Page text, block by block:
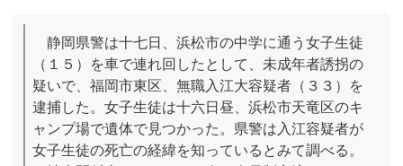
静岡県警は十七日、浜松市の中学に通う女子生徒
（１５）を車で連れ回したとして、未成年者誘拐の
疑いで、福岡市東区、無職入江大容疑者（３３）を
逮捕した。女子生徒は十六日昼、浜松市天竜区のキ
ャンプ場で遺体で見つかった。県警は入江容疑者が
女子生徒の死亡の経緯を知っているとみて調べる。